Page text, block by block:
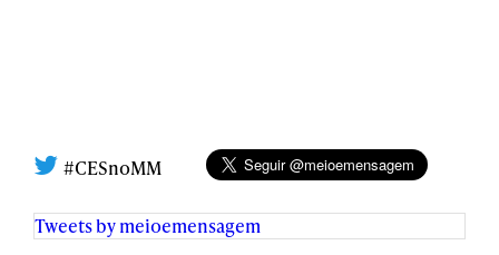
#CESnoMM
Tweets by meioemensagem